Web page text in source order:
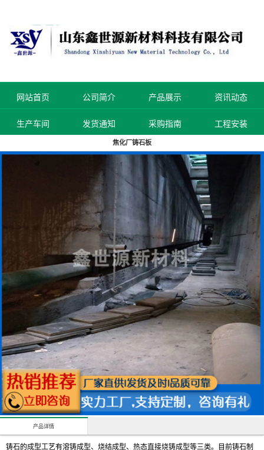
网站首页 公司简介 产品展示 资讯动态
生产车间 发货通知 采购指南 工程安装
焦化厂铸石板
产品详情
铸石的成型工艺有溶铸成型、烧结成型、热态直接烧铸成型等三类。目前铸石制